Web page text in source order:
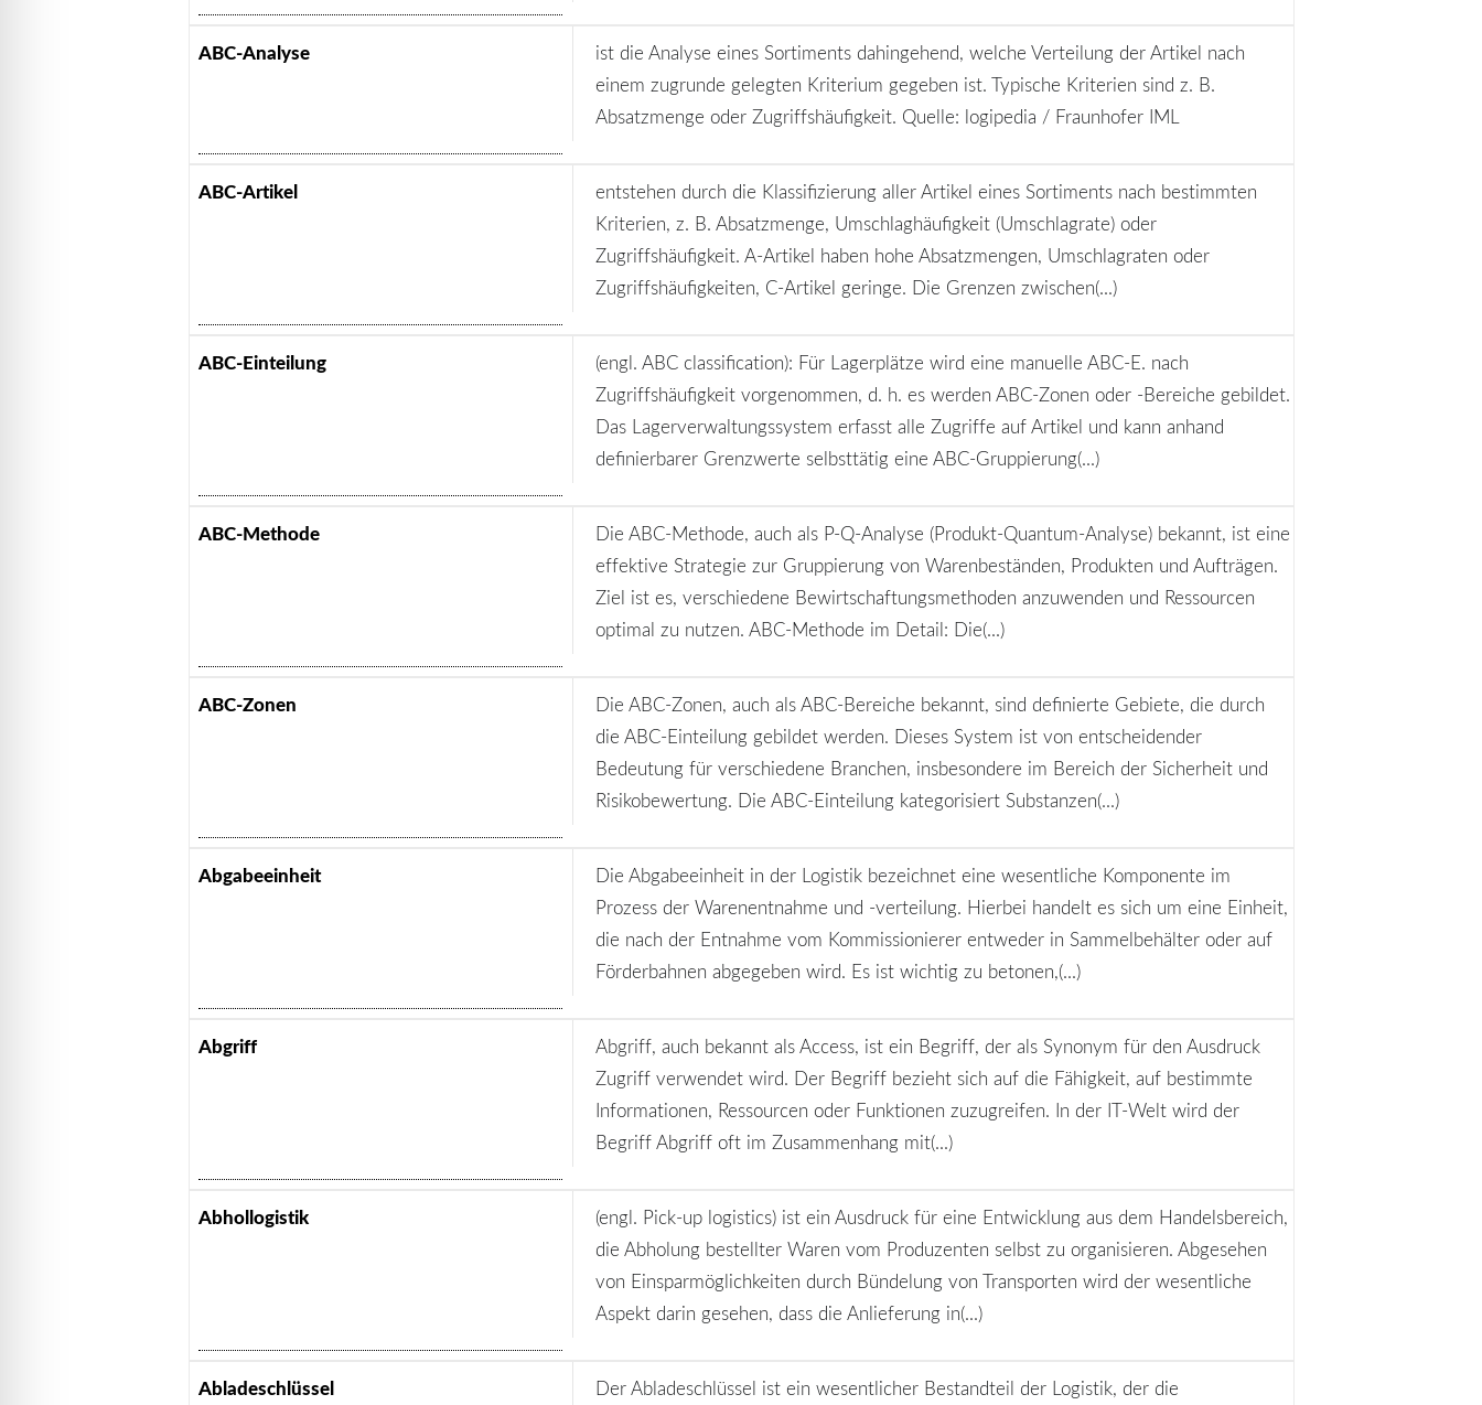
ABC-Analyse
ist die Analyse eines Sortiments dahingehend, welche Verteilung der Artikel nach
einem zugrunde gelegten Kriterium gegeben ist. Typische Kriterien sind z. B.
Absatzmenge oder Zugriffshäufigkeit. Quelle: logipedia / Fraunhofer IML
ABC-Artikel
entstehen durch die Klassifizierung aller Artikel eines Sortiments nach bestimmten
Kriterien, z. B. Absatzmenge, Umschlaghäufigkeit (Umschlagrate) oder
Zugriffshäufigkeit. A-Artikel haben hohe Absatzmengen, Umschlagraten oder
Zugriffshäufigkeiten, C-Artikel geringe. Die Grenzen zwischen(...)
ABC-Einteilung
(engl. ABC classification): Für Lagerplätze wird eine manuelle ABC-E. nach
Zugriffshäufigkeit vorgenommen, d. h. es werden ABC-Zonen oder -Bereiche gebildet.
Das Lagerverwaltungssystem erfasst alle Zugriffe auf Artikel und kann anhand
definierbarer Grenzwerte selbsttätig eine ABC-Gruppierung(...)
ABC-Methode
Die ABC-Methode, auch als P-Q-Analyse (Produkt-Quantum-Analyse) bekannt, ist eine
effektive Strategie zur Gruppierung von Warenbeständen, Produkten und Aufträgen.
Ziel ist es, verschiedene Bewirtschaftungsmethoden anzuwenden und Ressourcen
optimal zu nutzen. ABC-Methode im Detail: Die(...)
ABC-Zonen
Die ABC-Zonen, auch als ABC-Bereiche bekannt, sind definierte Gebiete, die durch
die ABC-Einteilung gebildet werden. Dieses System ist von entscheidender
Bedeutung für verschiedene Branchen, insbesondere im Bereich der Sicherheit und
Risikobewertung. Die ABC-Einteilung kategorisiert Substanzen(...)
Abgabeeinheit
Die Abgabeeinheit in der Logistik bezeichnet eine wesentliche Komponente im
Prozess der Warenentnahme und -verteilung. Hierbei handelt es sich um eine Einheit,
die nach der Entnahme vom Kommissionierer entweder in Sammelbehälter oder auf
Förderbahnen abgegeben wird. Es ist wichtig zu betonen,(...)
Abgriff
Abgriff, auch bekannt als Access, ist ein Begriff, der als Synonym für den Ausdruck
Zugriff verwendet wird. Der Begriff bezieht sich auf die Fähigkeit, auf bestimmte
Informationen, Ressourcen oder Funktionen zuzugreifen. In der IT-Welt wird der
Begriff Abgriff oft im Zusammenhang mit(...)
Abhollogistik
(engl. Pick-up logistics) ist ein Ausdruck für eine Entwicklung aus dem Handelsbereich,
die Abholung bestellter Waren vom Produzenten selbst zu organisieren. Abgesehen
von Einsparmöglichkeiten durch Bündelung von Transporten wird der wesentliche
Aspekt darin gesehen, dass die Anlieferung in(...)
Abladeschlüssel
Der Abladeschlüssel ist ein wesentlicher Bestandteil der Logistik, der die